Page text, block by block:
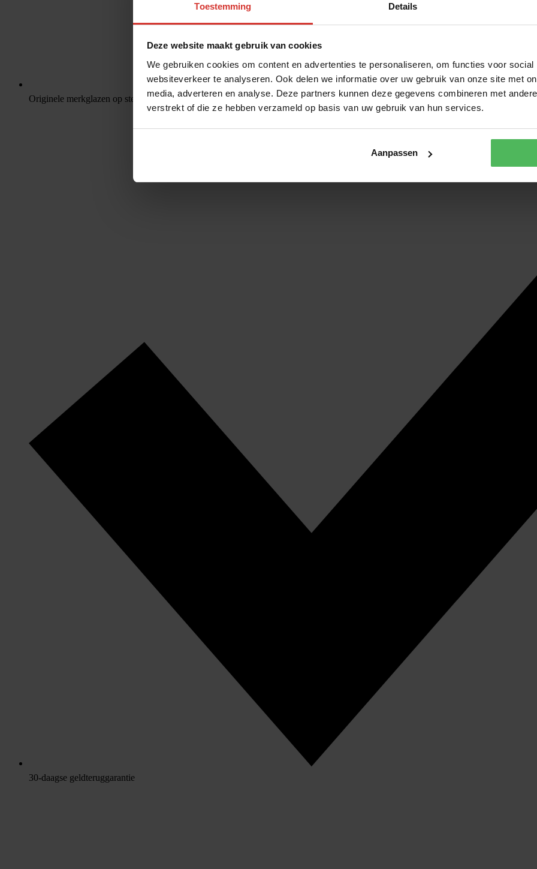
Toestemming Details
Deze website maakt gebruik van cookies
We gebruiken cookies om content en advertenties te personaliseren, om functies voor
websiteverkeer te analyseren. Ook delen we informatie over uw gebruik van onze site met
media, adverteren en analyse. Deze partners kunnen deze gegevens combineren met
verstrekt of die ze hebben verzameld op basis van uw gebruik van hun services.
Aanpassen
Originele merkglazen op sterkte
30-daagse geldteruggarantie